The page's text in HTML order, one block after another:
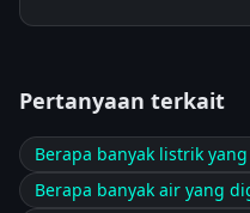
Pertanyaan terkait
Berapa banyak listrik
Berapa banyak air yang